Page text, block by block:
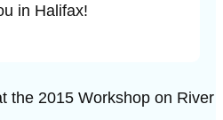
in Halifax!